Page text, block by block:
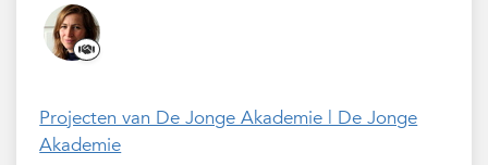
Projecten van De Jonge Akademie | De Jonge
Akademie